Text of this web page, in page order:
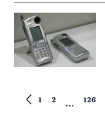
1 2 ... 126